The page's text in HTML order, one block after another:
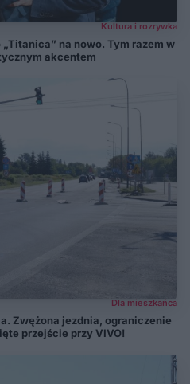
Kultura i rozrywka
na nowo. Tym razem w
akcentem
Dla mieszkańca
Zwężona jezdnia, ograniczenie
przejście przy VIVO!